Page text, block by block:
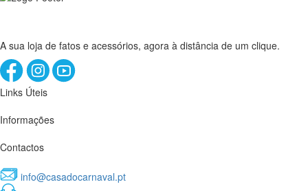
A sua loja de fatos e acessórios, agora à distância de um clique.
Links Úteis
Informações
Contactos
info@casadocarnaval.pt